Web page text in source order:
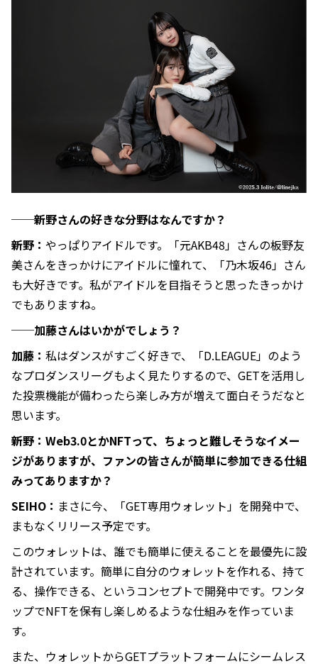
──新野さんの好きな分野はなんですか？
新野： やっぱりアイドルです。「元AKB48」さんの板野友
美さんをきっかけにアイドルに憧れて、「乃木坂46」さん
も大好きです。私がアイドルを目指そうと思ったきっかけ
でもありますね。
──加藤さんはいかがでしょう？
加藤： 私はダンスがすごく好きで、「D.LEAGUE」のよう
なプロダンスリーグもよく見たりするので、GETを活用し
た投票機能が備わったら楽しみ方が増えて面白そうだなと
思います。
新野：Web3.0とかNFTって、ちょっと難しそうなイメー
ジがありますが、ファンの皆さんが簡単に参加できる仕組
みってありますか？
SEIHO： まさに今、「GET専用ウォレット」を開発中で、
まもなくリリース予定です。
このウォレットは、誰でも簡単に使えることを最優先に設
計されています。簡単に自分のウォレットを作れる、持て
る、操作できる、というコンセプトで開発中です。ワンタ
ップでNFTを保有し楽しめるような仕組みを作っていま
す。
また、ウォレットからGETプラットフォームにシームレス